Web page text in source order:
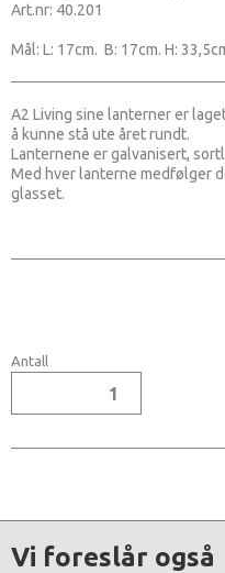
Art.nr: 40.201
Mål: L: 17cm. B: 17cm. H:
A2 Living sine lanterner er
å kunne stå ute året rundt.
Lanternene er galvanisert,
Med hver lanterne medfølger
glasset.
Antall
Vi foreslår også